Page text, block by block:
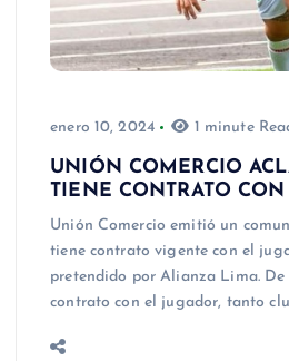
enero 10, 2024 1 minute
UNIÓN COMERCIO
TIENE CONTRATO
Unión Comercio emitió un
tiene contrato vigente con el
pretendido por Alianza Lima.
contrato con el jugador, tanto